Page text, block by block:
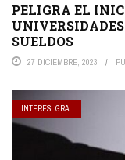
PELIGRA EL
SUELDOS
27 DICIEMBRE, 2023
INTERES. GRAL.